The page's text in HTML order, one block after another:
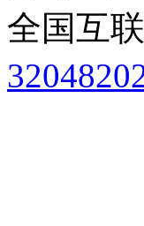
全国互